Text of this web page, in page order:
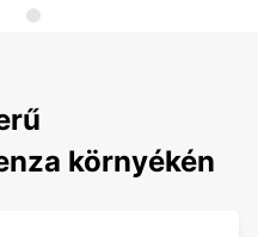
környékén